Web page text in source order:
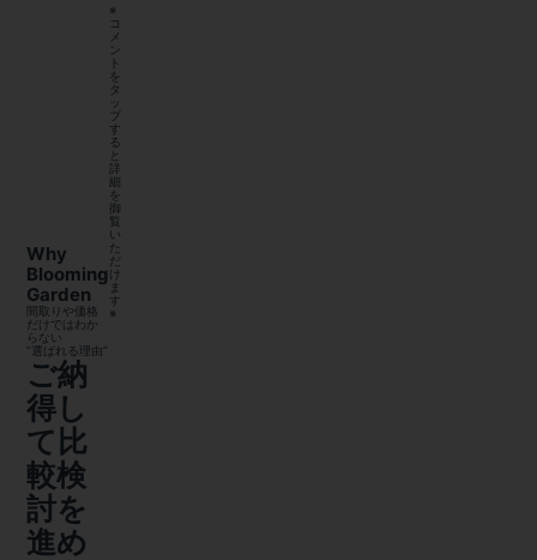
Why
Blooming
Garden
間取りや価格
だけではわか
らない
“選ばれる理由”
ご納
得し
て比
較検
討を
進め
※
コ
メ
ン
ト
を
タ
ッ
プ
す
る
と
詳
細
を
御
覧
い
た
だ
け
ま
す
※